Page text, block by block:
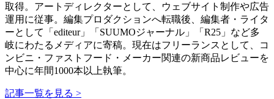
取得。アートディレクターとして、ウェブサイト制作や広告
運用に従事。編集プロダクションへ転職後、編集者・ライタ
ーとして「editeur」「SUUMOジャーナル」「R25」など多
岐にわたるメディアに寄稿。現在はフリーランスとして、コ
ンビニ・ファストフード・メーカー関連の新商品レビューを
中心に年間1000本以上執筆。
記事一覧を見る >